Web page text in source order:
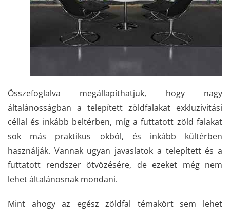
Összefoglalva megállapíthatjuk, hogy nagy
általánosságban a telepített zöldfalakat exkluzivitási
céllal és inkább beltérben, míg a futtatott zöld falakat
sok más praktikus okból, és inkább kültérben
használják. Vannak ugyan javaslatok a telepített és a
futtatott rendszer ötvözésére, de ezeket még nem
lehet általánosnak mondani.
Mint ahogy az egész zöldfal témakört sem lehet